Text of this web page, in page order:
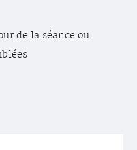
de la séance ou